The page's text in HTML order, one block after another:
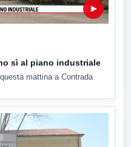
▶
sì al piano industriale
mattina a Contrada